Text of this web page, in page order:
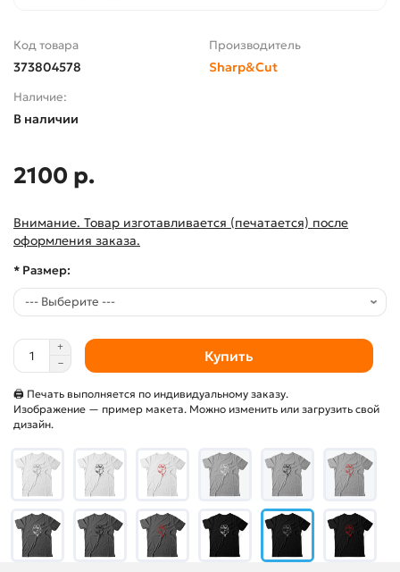
Код товара
373804578
Производитель
Sharp&Cut
Наличие:
В наличии
2100 р.
Внимание. Товар изготавливается (печатается) после
оформления заказа.
* Размер:
Купить
🖨 Печать выполняется по индивидуальному заказу.
Изображение — пример макета. Можно изменить или загрузить свой
дизайн.